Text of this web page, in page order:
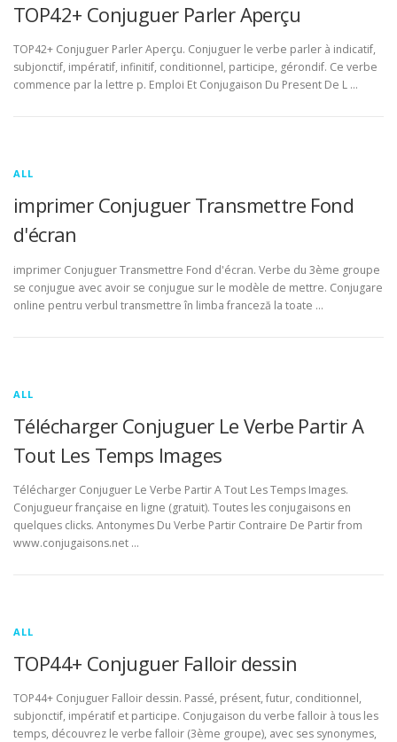
TOP42+ Conjuguer Parler Aperçu
TOP42+ Conjuguer Parler Aperçu. Conjuguer le verbe parler à indicatif,
subjonctif, impératif, infinitif, conditionnel, participe, gérondif. Ce verbe
commence par la lettre p. Emploi Et Conjugaison Du Present De L …
ALL
imprimer Conjuguer Transmettre Fond
d'écran
imprimer Conjuguer Transmettre Fond d'écran. Verbe du 3ème groupe
se conjugue avec avoir se conjugue sur le modèle de mettre. Conjugare
online pentru verbul transmettre în limba franceză la toate …
ALL
Télécharger Conjuguer Le Verbe Partir A
Tout Les Temps Images
Télécharger Conjuguer Le Verbe Partir A Tout Les Temps Images.
Conjugueur française en ligne (gratuit). Toutes les conjugaisons en
quelques clicks. Antonymes Du Verbe Partir Contraire De Partir from
www.conjugaisons.net …
ALL
TOP44+ Conjuguer Falloir dessin
TOP44+ Conjuguer Falloir dessin. Passé, présent, futur, conditionnel,
subjonctif, impératif et participe. Conjugaison du verbe falloir à tous les
temps, découvrez le verbe falloir (3ème groupe), avec ses synonymes,